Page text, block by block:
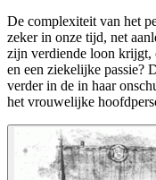
De complexiteit van het
zeker in onze tijd, net
zijn verdiende loon krijgt,
en een ziekelijke passie?
verder in de in haar
het vrouwelijke